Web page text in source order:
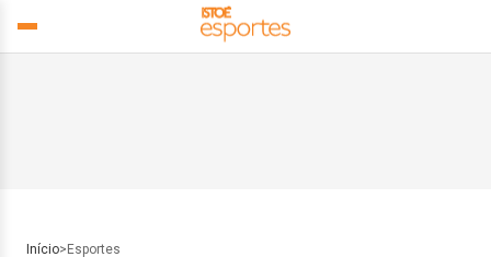
Início> Esportes